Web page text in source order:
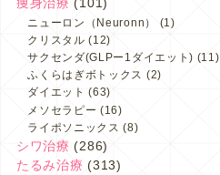
痩身治療 (101)
ニューロン（Neuronn）
(1)
クリスタル (12)
サクセンダ(GLPー1ダイエット) (11)
ふくらはぎボトックス (2)
ダイエット (63)
メソセラピー (16)
ライポソニックス (8)
シワ治療 (286)
たるみ治療 (313)